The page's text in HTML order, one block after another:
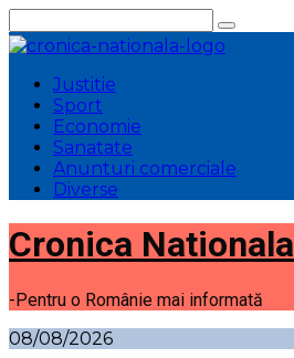
la
conținut
Justitie
Sport
Economie
Sanatate
Anunturi comerciale
Diverse
Cronica Nationala
-Pentru o Românie mai informată
08/08/2026